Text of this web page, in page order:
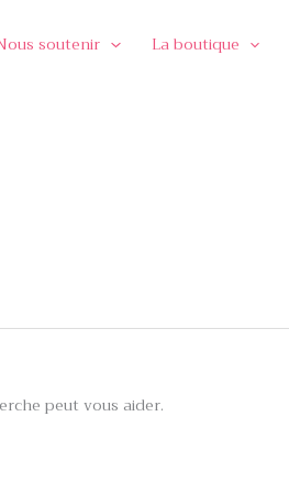
soutenir La boutique
peut vous aider.